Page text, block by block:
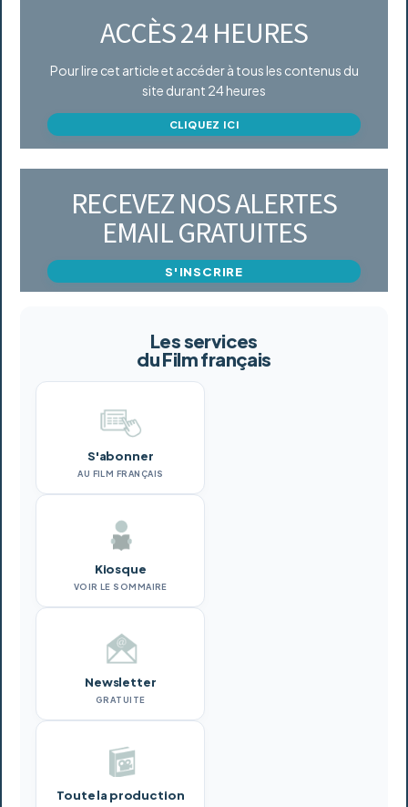
ACCÈS 24 HEURES
Pour lire cet article et accéder à tous les contenus du
site durant 24 heures
CLIQUEZ ICI
RECEVEZ NOS ALERTES
EMAIL GRATUITES
S'INSCRIRE
Les services
du Film français
S'abonner
AU FILM FRANÇAIS
Kiosque
VOIR LE SOMMAIRE
Newsletter
GRATUITE
Toute la production